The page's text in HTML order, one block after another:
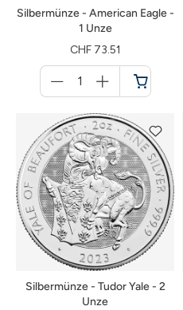
Silbermünze - American Eagle -
1 Unze
CHF 73.51
für
Warenkorb
Silbermünze - Tudor Yale - 2
Unze